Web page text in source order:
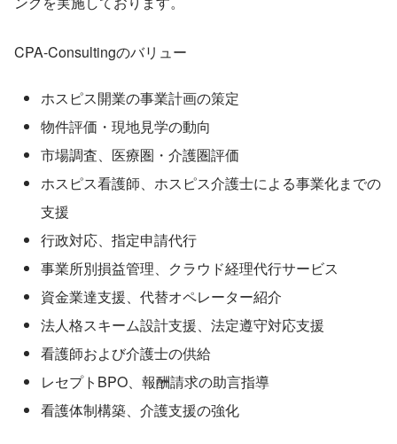
CPA-Consultingのバリュー
ホスピス開業の事業計画の策定
物件評価・現地見学の動向
市場調査、医療圏・介護圏評価
ホスピス看護師、ホスピス介護士による事業化までの
支援
行政対応、指定申請代行
事業所別損益管理、クラウド経理代行サービス
資金業達支援、代替オペレーター紹介
法人格スキーム設計支援、法定遵守対応支援
看護師および介護士の供給
レセプトBPO、報酬請求の助言指導
看護体制構築、介護支援の強化